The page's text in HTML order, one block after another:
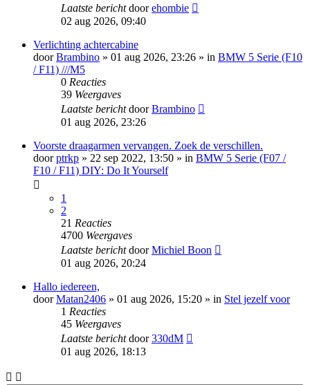
Laatste berichtdoorehombie
02 aug 2026, 09:40
Verlichting achtercabine
doorBrambino » 01 aug 2026, 23:26 » in BMW 5 Serie (F10
/ F11) ///M5
0 Reacties
39 Weergaves
Laatste berichtdoorBrambino
01 aug 2026, 23:26
Voorste draagarmen vervangen. Zoek de verschillen.
doorptrkp » 22 sep 2022, 13:50 » in BMW 5 Serie (F07 /
F10 / F11) DIY: Do It Yourself
1
2
21 Reacties
4700 Weergaves
Laatste berichtdoorMichiel Boon
01 aug 2026, 20:24
Hallo iedereen,
doorMatan2406 » 01 aug 2026, 15:20 » in Stel jezelf voor
1 Reacties
45 Weergaves
Laatste berichtdoor330dM
01 aug 2026, 18:13